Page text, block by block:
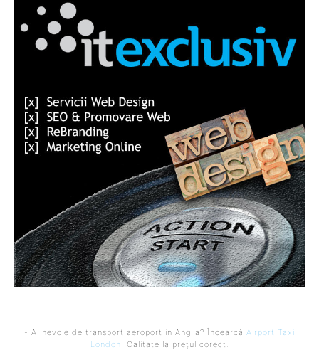
- Ai nevoie de transport aeroport in Anglia? Încearcă Airport Taxi
London . Calitate la prețul corect.